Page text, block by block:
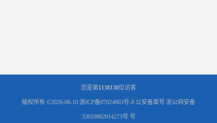
您是第1138130位访客
版权所有 ©2026-08-10 浙ICP备07024803号-8 公安备案号 浙公网安备
33010802014273号 号